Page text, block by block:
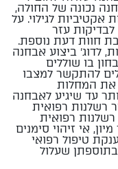
נכונה של החולה,
לגילוי. על
עזר
חוות דעת נוספת.
לדוג' ביצוע אבחנה
בו שוללים
להתקשר למצבו
את המחלות
עד שיגיע לאבחנה
רשלנות רפואית
רפואית
אי זיהוי סימנים
טיפול רפואי
שעלול